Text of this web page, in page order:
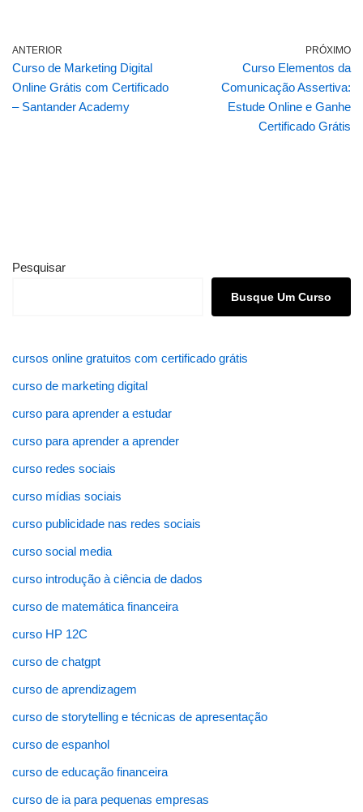
ANTERIOR
Curso de Marketing Digital
Online Grátis com Certificado
– Santander Academy
PRÓXIMO
Curso Elementos da
Comunicação Assertiva:
Estude Online e Ganhe
Certificado Grátis
Pesquisar
Busque Um Curso
cursos online gratuitos com certificado grátis
curso de marketing digital
curso para aprender a estudar
curso para aprender a aprender
curso redes sociais
curso mídias sociais
curso publicidade nas redes sociais
curso social media
curso introdução à ciência de dados
curso de matemática financeira
curso HP 12C
curso de chatgpt
curso de aprendizagem
curso de storytelling e técnicas de apresentação
curso de espanhol
curso de educação financeira
curso de ia para pequenas empresas